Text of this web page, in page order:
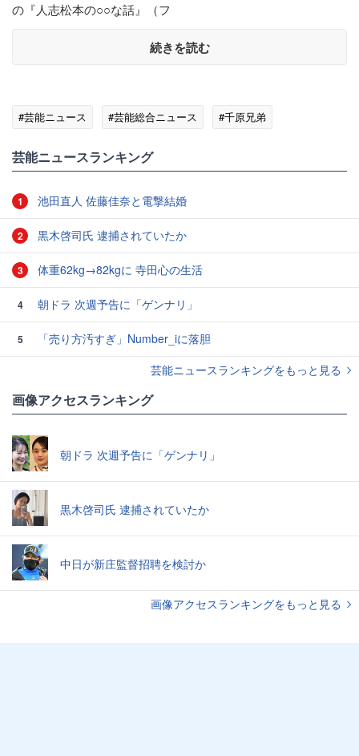
の『人志松本の○○な話』（フ
続きを読む
#芸能ニュース #芸能総合ニュース #千原兄弟
芸能ニュースランキング
1 池田直人 佐藤佳奈と電撃結婚
2 黒木啓司氏 逮捕されていたか
3 体重62kg→82kgに 寺田心の生活
4 朝ドラ 次週予告に「ゲンナリ」
5
「売り方汚すぎ」Number_iに落胆
芸能ニュースランキングをもっと見る
画像アクセスランキング
朝ドラ 次週予告に「ゲンナリ」
黒木啓司氏 逮捕されていたか
中日が新庄監督招聘を検討か
画像アクセスランキングをもっと見る